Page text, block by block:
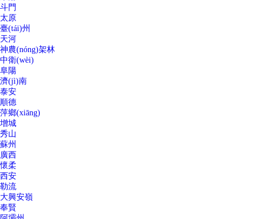
斗門
太原
臺(tái)州
天河
神農(nóng)架林
中衛(wèi)
阜陽
濟(jì)南
泰安
順德
萍鄉(xiāng)
增城
秀山
蘇州
廣西
懷柔
西安
勒流
大興安嶺
奉賢